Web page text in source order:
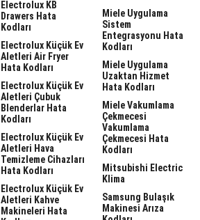
Electrolux KB
Drawers Hata
Kodları
Electrolux Küçük Ev
Aletleri Air Fryer
Hata Kodları
Electrolux Küçük Ev
Aletleri Çubuk
Blenderlar Hata
Kodları
Electrolux Küçük Ev
Aletleri Hava
Temizleme Cihazları
Hata Kodları
Electrolux Küçük Ev
Aletleri Kahve
Makineleri Hata
Miele Uygulama
Sistem
Entegrasyonu Hata
Kodları
Miele Uygulama
Uzaktan Hizmet
Hata Kodları
Miele Vakumlama
Çekmecesi
Vakumlama
Çekmecesi Hata
Kodları
Mitsubishi Electric
Klima
Samsung Bulaşık
Makinesi Arıza